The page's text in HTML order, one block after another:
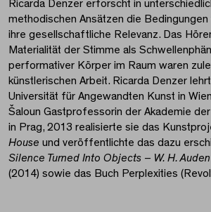
Ricarda Denzer erforscht in
methodischen Ansätzen die
ihre gesellschaftliche Relevanz. Das
Materialität der Stimme als
performativer Körper im Raum waren
künstlerischen Arbeit. Ricarda Denzer
Universität für Angewandten Kunst in
Šaloun Gastprofessorin der Akademie
in Prag, 2013 realisierte sie das
House und veröffentlichte das dazu
Silence Turned Into Objects – W. H.
(2014) sowie das Buch Perplexities